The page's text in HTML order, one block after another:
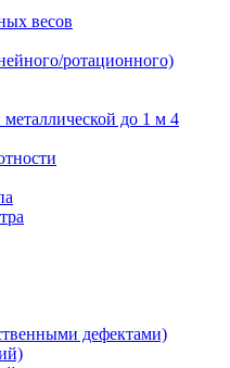
весов
ротационного)
до 1 м 4
дефектами)